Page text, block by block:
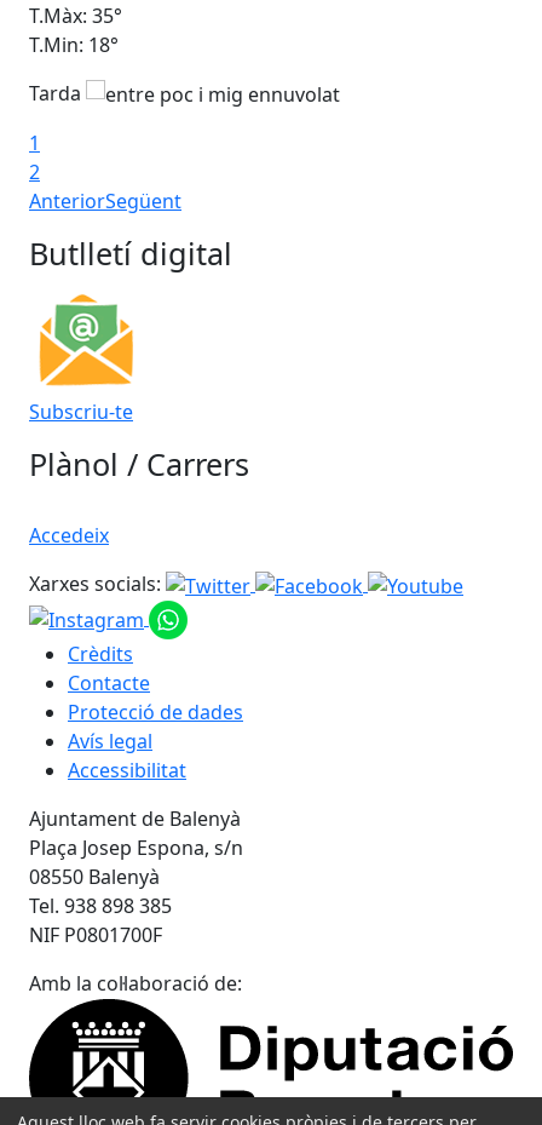
T.Màx: 35°
T.Min: 18°
Tarda
1
2
AnteriorSegüent
Butlletí digital
Subscriu-te
Plànol / Carrers
Accedeix
Xarxes socials:
Crèdits
Contacte
Protecció de dades
Avís legal
Accessibilitat
Ajuntament de Balenyà
Plaça Josep Espona, s/n
08550 Balenyà
Tel. 938 898 385
NIF P0801700F
Amb la col·laboració de: